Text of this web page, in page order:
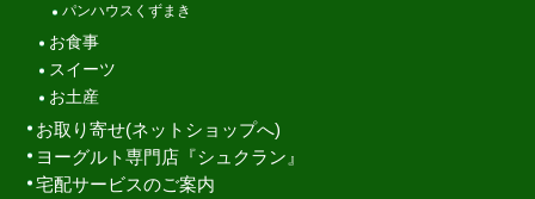
パンハウスくずまき
お食事
スイーツ
お土産
お取り寄せ(ネットショップへ)
ヨーグルト専門店『シュクラン』
宅配サービスのご案内